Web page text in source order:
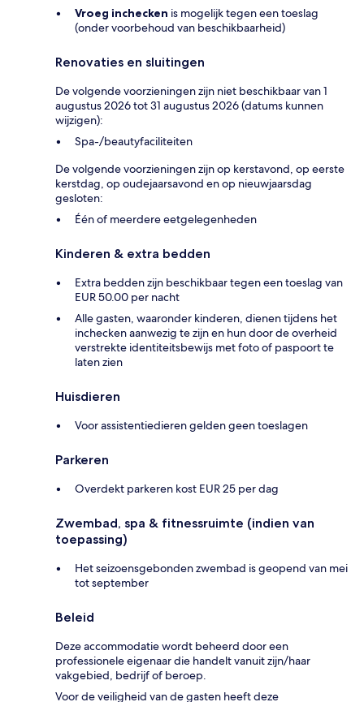
Vroeg inchecken is mogelijk tegen een toeslag
(onder voorbehoud van beschikbaarheid)
Renovaties en sluitingen
De volgende voorzieningen zijn niet beschikbaar van 1
augustus 2026 tot 31 augustus 2026 (datums kunnen
wijzigen):
Spa-/beautyfaciliteiten
De volgende voorzieningen zijn op kerstavond, op eerste
kerstdag, op oudejaarsavond en op nieuwjaarsdag
gesloten:
Één of meerdere eetgelegenheden
Kinderen & extra bedden
Extra bedden zijn beschikbaar tegen een toeslag van
EUR 50.00 per nacht
Alle gasten, waaronder kinderen, dienen tijdens het
inchecken aanwezig te zijn en hun door de overheid
verstrekte identiteitsbewijs met foto of paspoort te
laten zien
Huisdieren
Voor assistentiedieren gelden geen toeslagen
Parkeren
Overdekt parkeren kost EUR 25 per dag
Zwembad, spa & fitnessruimte (indien van
toepassing)
Het seizoensgebonden zwembad is geopend van mei
tot september
Beleid
Deze accommodatie wordt beheerd door een
professionele eigenaar die handelt vanuit zijn/haar
vakgebied, bedrijf of beroep.
Voor de veiligheid van de gasten heeft deze